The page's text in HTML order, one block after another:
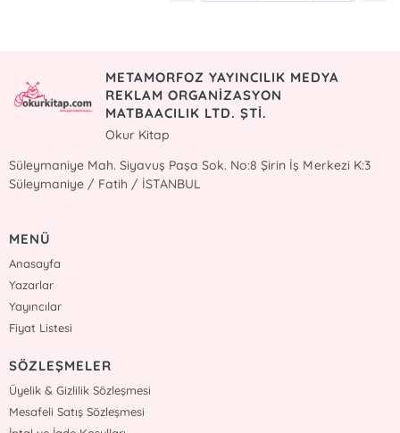
METAMORFOZ YAYINCILIK MEDYA
REKLAM ORGANİZASYON
MATBAACILIK LTD. ŞTİ.
Okur Kitap
Süleymaniye Mah. Siyavuş Paşa Sok. No:8 Şirin İş Merkezi K:3
Süleymaniye / Fatih / İSTANBUL
MENÜ
Anasayfa
Yazarlar
Yayıncılar
Fiyat Listesi
SÖZLEŞMELER
Üyelik & Gizlilik Sözleşmesi
Mesafeli Satış Sözleşmesi